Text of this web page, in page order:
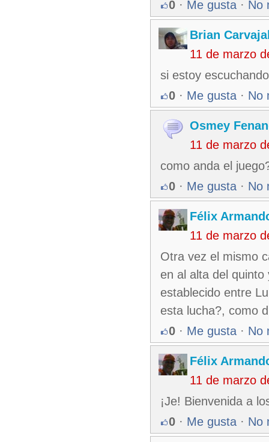
0 · Me gusta · No
Brian
11 de marzo
si estoy
0 · Me gusta · No
Osmey
11 de marzo
como anda el
0 · Me gusta · No
Félix
11 de marzo
Otra vez el mismo
en al alta del
establecido entre
esta lucha?, como
0 · Me gusta · No
Félix
11 de marzo
¡Je! Bienvenida a
0 · Me gusta · No